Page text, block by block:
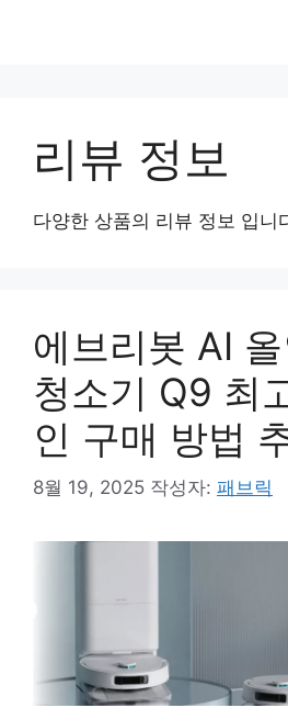
리뷰 정보
다양한 상품의 리뷰 정보 입니
에브리봇 AI
청소기 Q9 최
인 구매 방법
8월 19, 2025 작성자: 패브릭